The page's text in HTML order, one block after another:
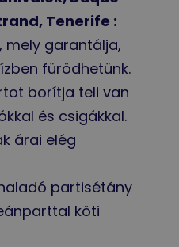
Tenerife :
mely garantálja,
fürödhetünk.
borítja teli van
és csigákkal.
árai elég
partisétány
köti